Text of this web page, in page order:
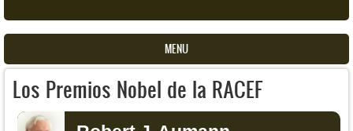
MENU
Los Premios Nobel de la RACEF